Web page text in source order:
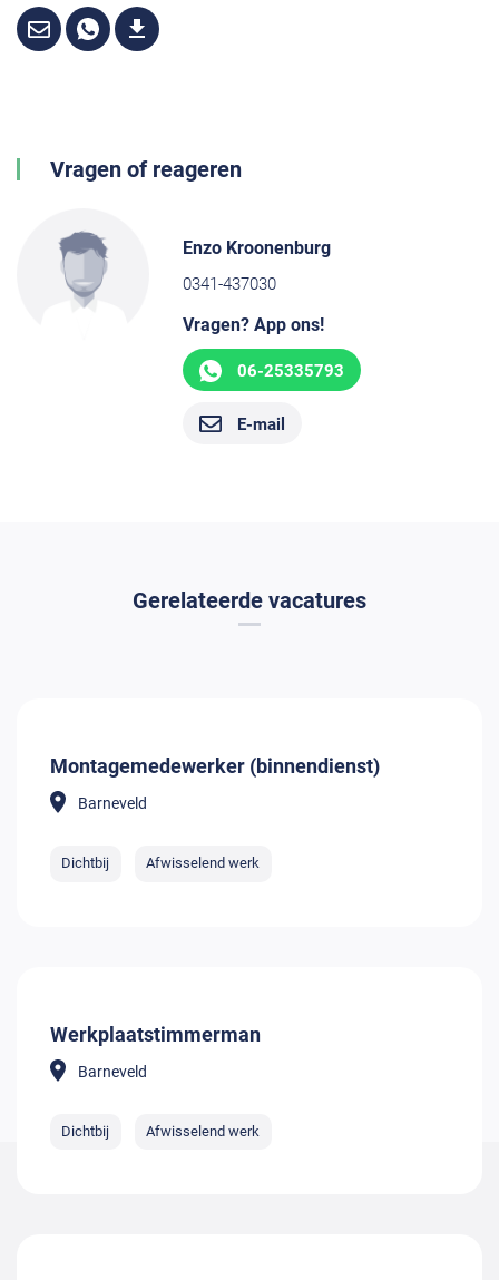
Vragen of reageren
Enzo Kroonenburg
0341-437030
Vragen? App ons!
06-25335793
E-mail
Gerelateerde vacatures
Montagemedewerker (binnendienst)
Barneveld
Dichtbij Afwisselend werk
Werkplaatstimmerman
Barneveld
Dichtbij Afwisselend werk